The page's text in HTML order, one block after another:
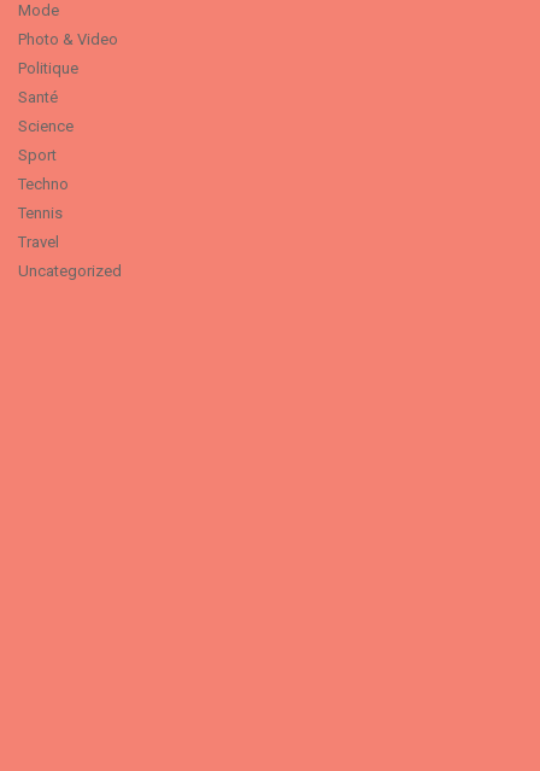
Mode
Photo & Video
Politique
Santé
Science
Sport
Techno
Tennis
Travel
Uncategorized